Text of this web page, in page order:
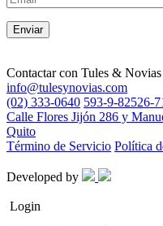
Contactar con Tules & Novias
info@tulesynovias.com
(02) 333-0640 593-9-82526-
Calle Flores Jijón 286 y
Quito
Término de Servicio Política
Developed by
Login